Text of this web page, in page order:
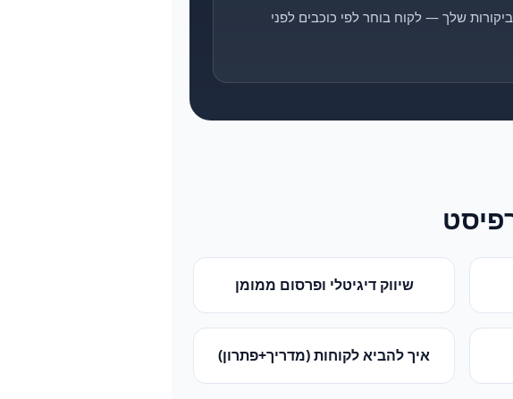
שלך — לקוח בוחר לפי כוכבים לפני
שיווק דיגיטלי ופרסום ממומן
איך להביא לקוחות (מדריך+פתרון)